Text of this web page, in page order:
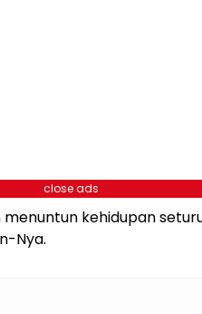
close ads
kehidupan
Nya.